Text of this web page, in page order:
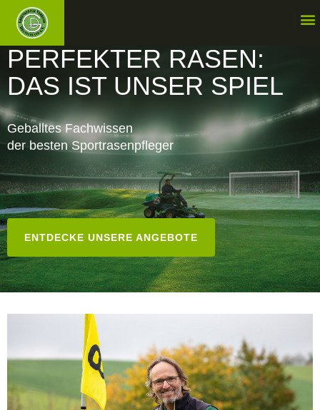
PERFEKTER RASEN:
DAS IST UNSER SPIEL
Geballtes Fachwissen
der besten Sportrasenpfleger
ENTDECKE UNSERE ANGEBOTE